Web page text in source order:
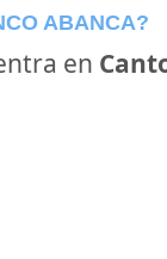
ABANCA?
en